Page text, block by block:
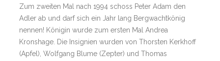
Zum zweiten Mal nach 1994 schoss Peter Adam den
Adler ab und darf sich ein Jahr lang Bergwachtkönig
nennen! Königin wurde zum ersten Mal Andrea
Kronshage. Die Insignien wurden von Thorsten Kerkhoff
(Apfel), Wolfgang Blume (Zepter) und Thomas